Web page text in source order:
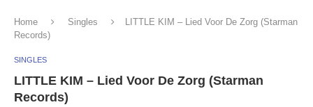
Home Singles
LITTLE KIM – Lied Voor De Zorg (Starman
Records)
SINGLES
LITTLE KIM – Lied Voor De Zorg (Starman
Records)